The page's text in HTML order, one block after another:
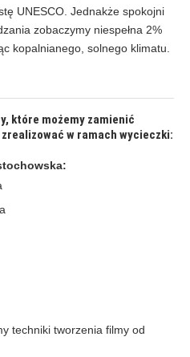
UNESCO. Jednakże spokojni
zobaczymy niespełna 2%
kopalnianego, solnego klimatu.
które możemy zamienić
w ramach wycieczki:
techniki tworzenia filmy od